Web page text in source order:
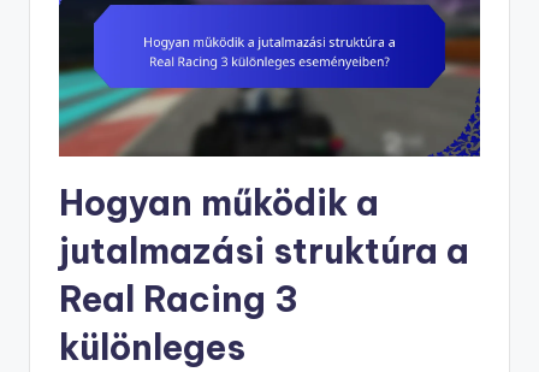
Hogyan működik a
jutalmazási struktúra a
Real Racing 3
különleges